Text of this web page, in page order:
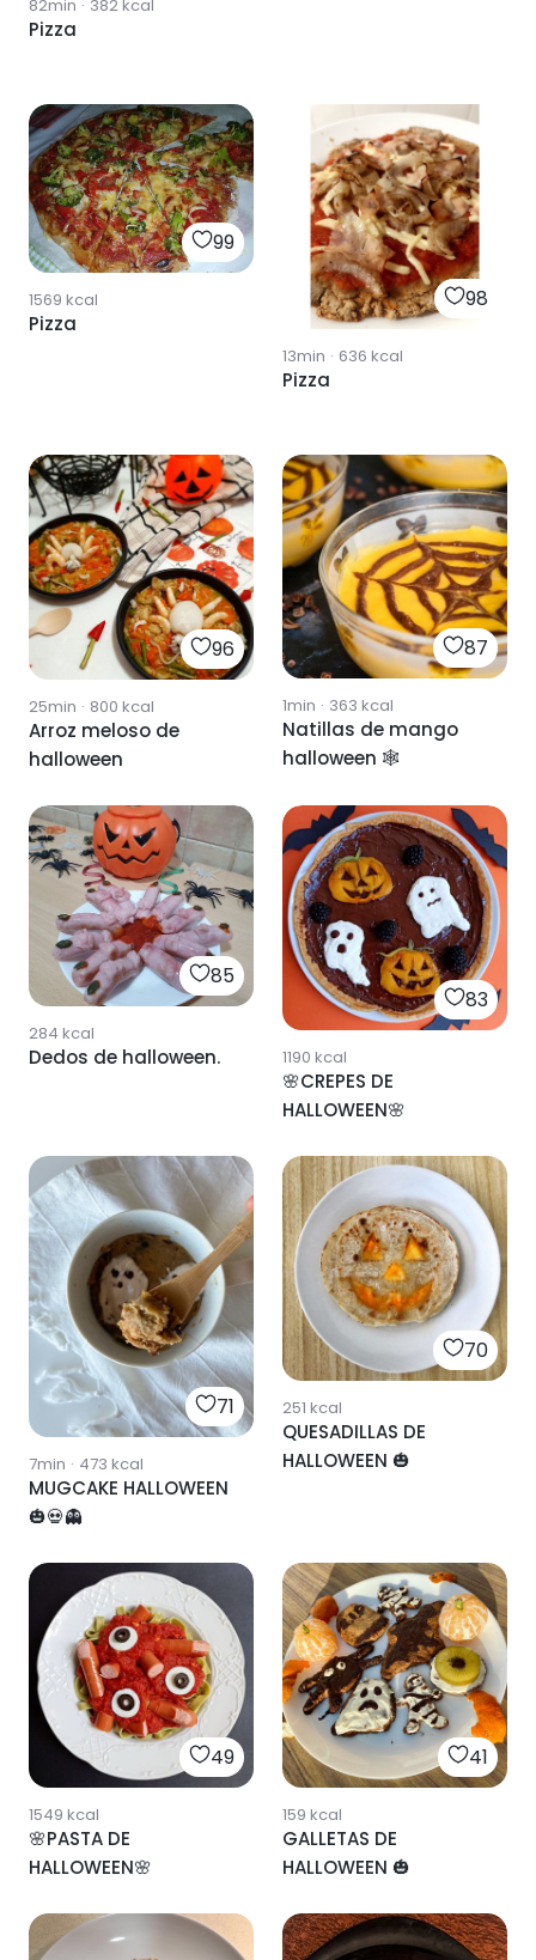
82min · 382kcal
Pizza
99
1569 kcal
Pizza
98
13min · 636 kcal
Pizza
96
25min · 800 kcal
Arroz meloso de
halloween
87
1min · 363 kcal
Natillas de mango
halloween 🕸️
85
284 kcal
Dedos de halloween.
83
1190 kcal
🌸CREPES DE
HALLOWEEN🌸
71
7min · 473 kcal
MUGCAKE HALLOWEEN
🎃💀👻
70
251 kcal
QUESADILLAS DE
HALLOWEEN 🎃
49
1549 kcal
🌸PASTA DE
HALLOWEEN🌸
41
159 kcal
GALLETAS DE
HALLOWEEN 🎃